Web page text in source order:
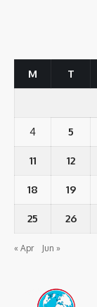
M T
4 5
11 12
18 19
25 26
« Apr Jun »